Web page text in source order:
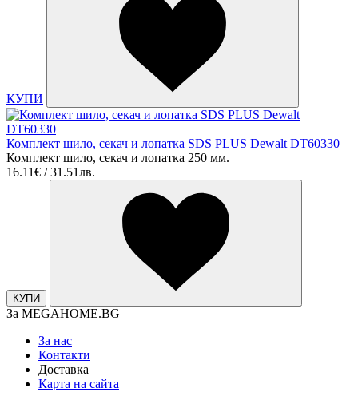
КУПИ
Комплект шило, секач и лопатка SDS PLUS Dewalt DT60330
Комплект шило, секач и лопатка 250 мм.
16.11€ / 31.51лв.
КУПИ
За MEGAHOME.BG
За нас
Контакти
Доставка
Карта на сайта